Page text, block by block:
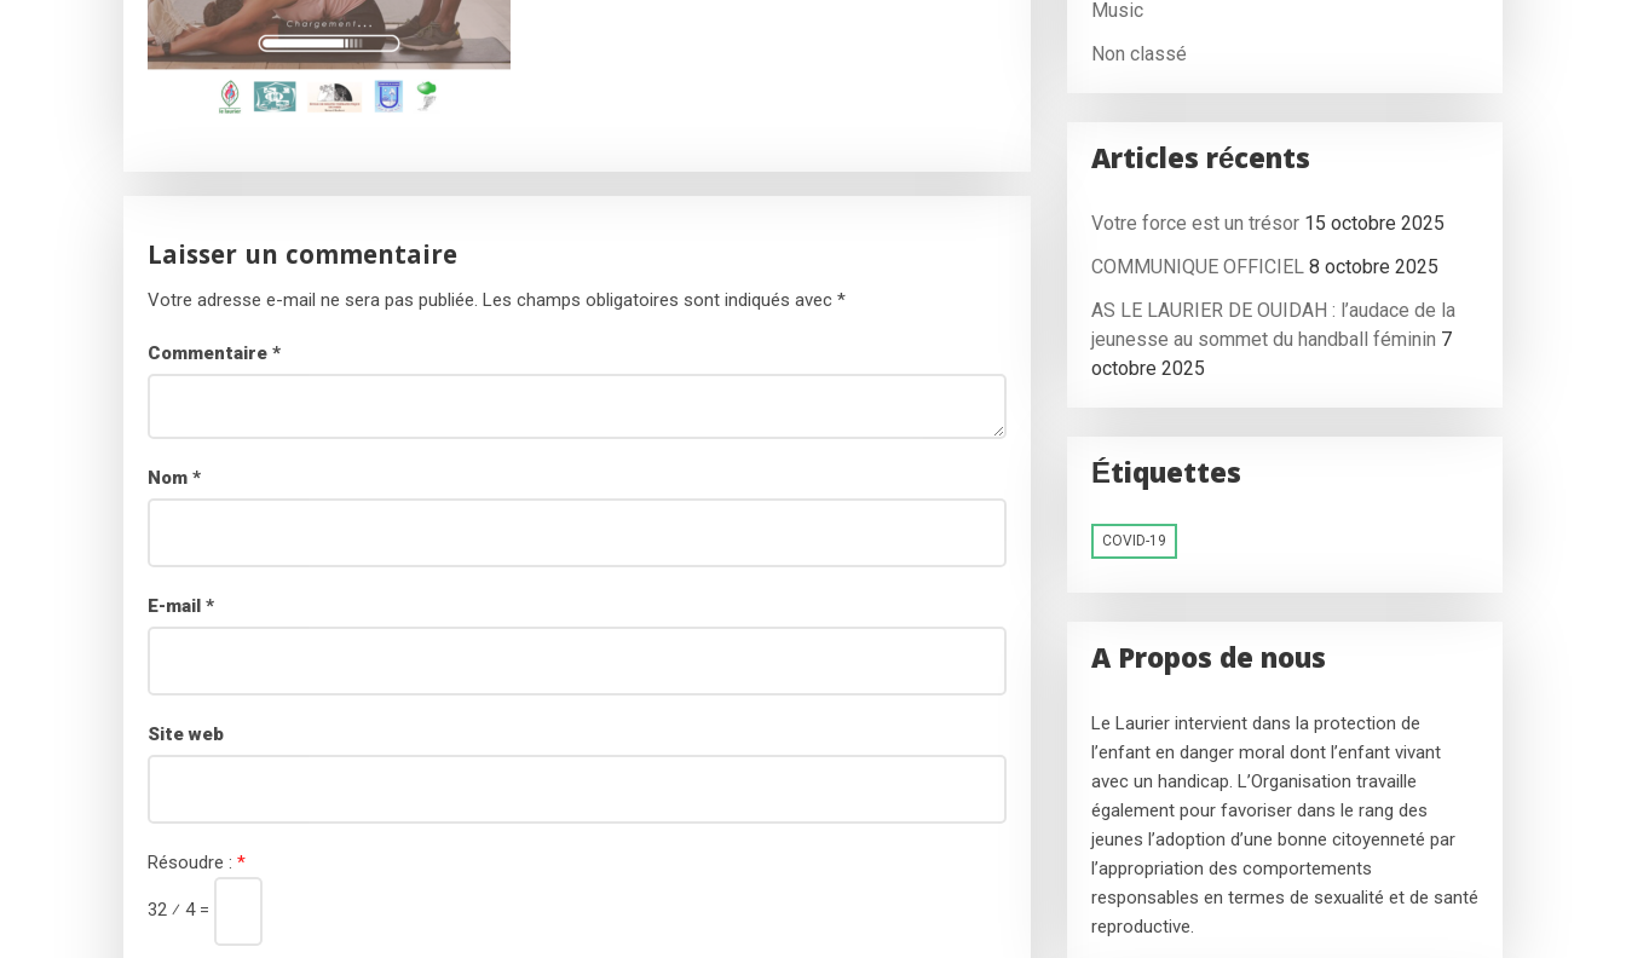
Laisser un commentaire
Votre adresse e-mail ne sera pas publiée. Les champs obligatoires sont indiqués avec *
Commentaire *
Nom *
E-mail *
Site web
Résoudre : *
32 ⁄ 4 =
Music
Non classé
Articles récents
Votre force est un trésor 15 octobre 2025
COMMUNIQUE OFFICIEL 8 octobre 2025
AS LE LAURIER DE OUIDAH : l’audace de la
jeunesse au sommet du handball féminin 7
octobre 2025
Étiquettes
COVID-19
A Propos de nous
Le Laurier intervient dans la protection de
l’enfant en danger moral dont l’enfant vivant
avec un handicap. L’Organisation travaille
également pour favoriser dans le rang des
jeunes l’adoption d’une bonne citoyenneté par
l’appropriation des comportements
responsables en termes de sexualité et de santé
reproductive.